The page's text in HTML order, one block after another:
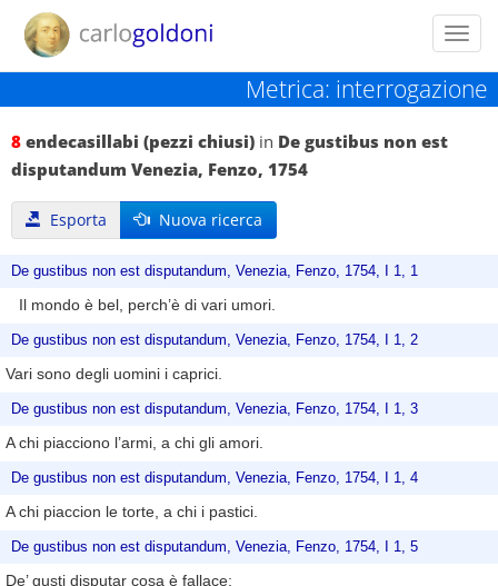
Metrica: interrogazione
8 endecasillabi (pezzi chiusi) in De gustibus non est
disputandum Venezia, Fenzo, 1754
Esporta Nuova ricerca
De gustibus non est disputandum, Venezia, Fenzo, 1754, I 1, 1
Il mondo è bel, perch’è di vari umori.
De gustibus non est disputandum, Venezia, Fenzo, 1754, I 1, 2
Vari sono degli uomini i caprici.
De gustibus non est disputandum, Venezia, Fenzo, 1754, I 1, 3
A chi piacciono l’armi, a chi gli amori.
De gustibus non est disputandum, Venezia, Fenzo, 1754, I 1, 4
A chi piaccion le torte, a chi i pastici.
De gustibus non est disputandum, Venezia, Fenzo, 1754, I 1, 5
De’ gusti disputar cosa è fallace;